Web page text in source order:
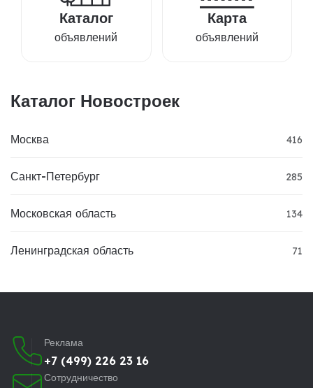
Каталог
объявлений
Карта
объявлений
Каталог Новостроек
Москва 416
Санкт-Петербург 285
Московская область 134
Ленинградская область 71
Реклама
+7 (499) 226 23 16
Сотрудничество